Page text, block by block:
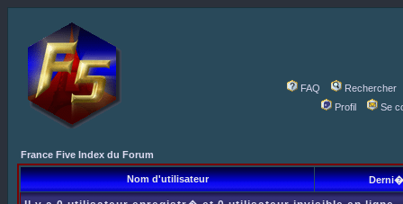
FAQ
Rechercher
Profil
Se
France Five Index du Forum
Nom d'utilisateur